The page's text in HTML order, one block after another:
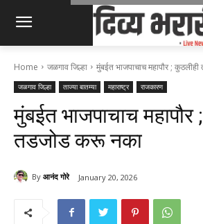
Home जळगाव जिल्हा मुंबईत भाजपाचाच महापौर ;
जळगाव जिल्हा ताज्या बातम्या महाराष्ट्र राजकारण
मुंबईत भाजपाचाच महापौर
तडजोड करू नका
By आनंद गोरे January 20, 2026